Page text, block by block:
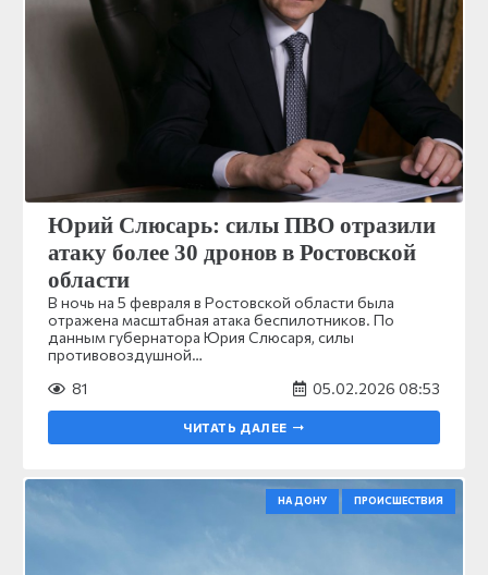
Юрий Слюсарь: силы ПВО отразили
атаку более 30 дронов в Ростовской
области
В ночь на 5 февраля в Ростовской области была
отражена масштабная атака беспилотников. По
данным губернатора Юрия Слюсаря, силы
противовоздушной…
81
05.02.2026 08:53
ЧИТАТЬ ДАЛЕЕ
НА ДОНУ ПРОИСШЕСТВИЯ